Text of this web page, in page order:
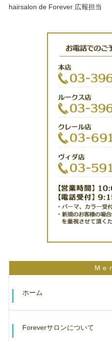
hairsalon de Forever 広報担当
ホーム
Foreverサロンについて